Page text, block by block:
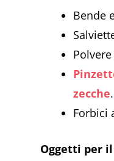
Bende
zecche.
Forbici
Oggetti per